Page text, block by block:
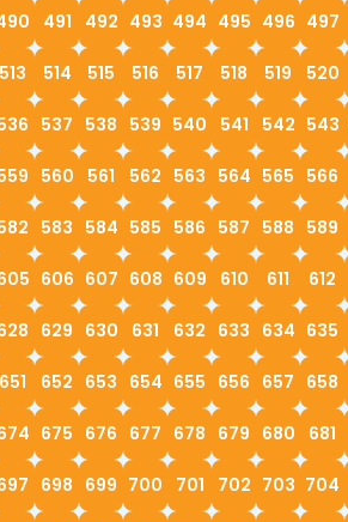
491 492 493 494 495 496 497
513 514 515 516 517 518 519 520
537 538 539 540 541 542 543
560 561 562 563 564 565 566
583 584 585 586 587 588 589
606 607 608 609 610 611 612
629 630 631 632 633 634 635
651 652 653 654 655 656 657 658
675 676 677 678 679 680 681
698 699 700 701 702 703 704